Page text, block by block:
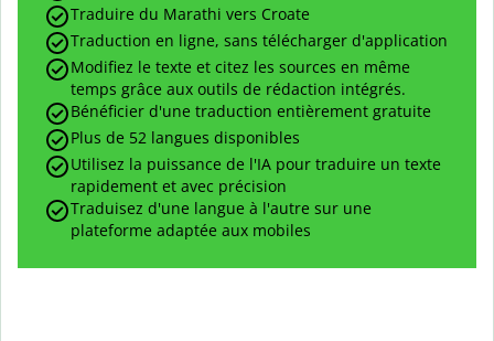
Traduire du Marathi vers Croate
Traduction en ligne, sans télécharger d'application
Modifiez le texte et citez les sources en même
temps grâce aux outils de rédaction intégrés.
Bénéficier d'une traduction entièrement gratuite
Plus de 52 langues disponibles
Utilisez la puissance de l'IA pour traduire un texte
rapidement et avec précision
Traduisez d'une langue à l'autre sur une
plateforme adaptée aux mobiles